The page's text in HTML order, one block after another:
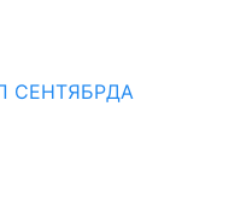
СЕНТЯБРДА